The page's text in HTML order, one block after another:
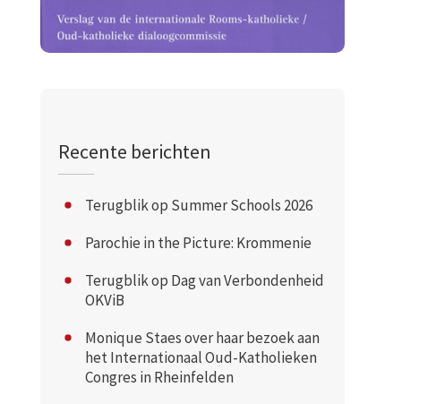
Recente berichten
Terugblik op Summer Schools 2026
Parochie in the Picture: Krommenie
Terugblik op Dag van Verbondenheid
OKViB
Monique Staes over haar bezoek aan
het Internationaal Oud-Katholieken
Congres in Rheinfelden